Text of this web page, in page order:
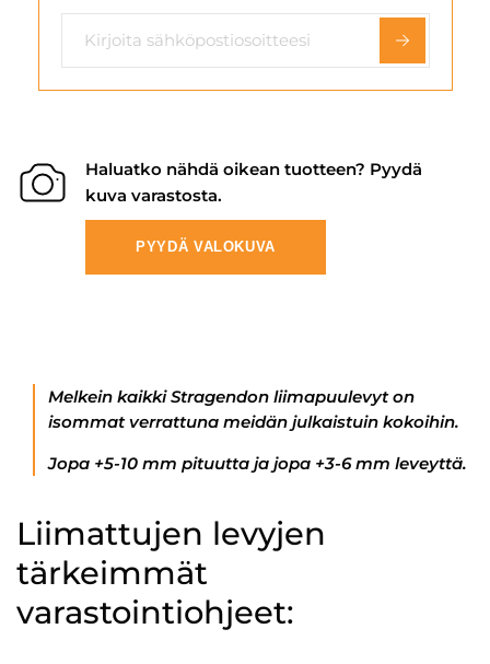
Haluatko nähdä oikean tuotteen? Pyydä
kuva varastosta.
PYYDÄ VALOKUVA
Melkein kaikki Stragendon liimapuulevyt on
isommat verrattuna meidän julkaistuin kokoihin.
Jopa +5-10 mm pituutta ja jopa +3-6 mm leveyttä.
Liimattujen levyjen
tärkeimmät
varastointiohjeet: